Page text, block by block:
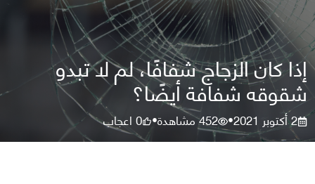
إذا كان الزجاج شفافًا، لم لا تبدو
شقوقه شفافة أيضًا؟
2 أكتوبر 2021 •
452مشاهدة•
0اعجاب